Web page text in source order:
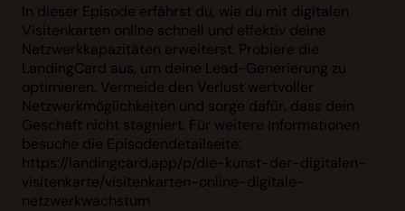
In dieser Episode erfährst du, wie du mit digitalen
Visitenkarten online schnell und effektiv deine
Netzwerkkapazitäten erweiterst. Probiere die
LandingCard aus, um deine Lead-Generierung zu
optimieren. Vermeide den Verlust wertvoller
Netzwerkmöglichkeiten und sorge dafür, dass dein
Geschäft nicht stagniert. Für weitere Informationen
besuche die Episodendetailseite:
https://landingcard.app/p/die-kunst-der-digitalen-
visitenkarte/visitenkarten-online-digitale-
netzwerkwachstum